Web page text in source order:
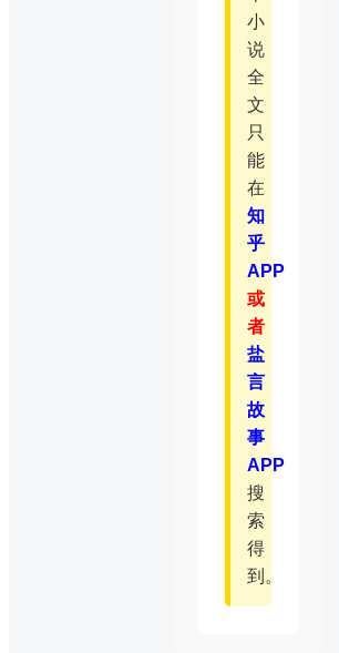
小
说
全
文
只
能
在
知
乎
APP
或
者
盐
言
故
事
APP
搜
索
得
到。